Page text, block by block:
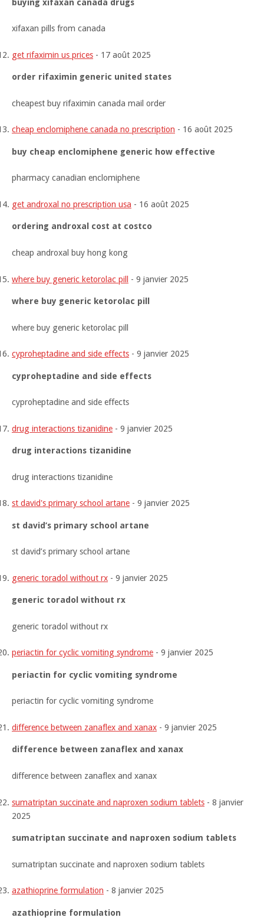
buying xifaxan canada drugs
xifaxan pills from canada
get rifaximin us prices - 17 août 2025
order rifaximin generic united states
cheapest buy rifaximin canada mail order
cheap enclomiphene canada no prescription - 16 août 2025
buy cheap enclomiphene generic how effective
pharmacy canadian enclomiphene
get androxal no prescription usa - 16 août 2025
ordering androxal cost at costco
cheap androxal buy hong kong
where buy generic ketorolac pill - 9 janvier 2025
where buy generic ketorolac pill
where buy generic ketorolac pill
cyproheptadine and side effects - 9 janvier 2025
cyproheptadine and side effects
cyproheptadine and side effects
drug interactions tizanidine - 9 janvier 2025
drug interactions tizanidine
drug interactions tizanidine
st david's primary school artane - 9 janvier 2025
st david’s primary school artane
st david’s primary school artane
generic toradol without rx - 9 janvier 2025
generic toradol without rx
generic toradol without rx
periactin for cyclic vomiting syndrome - 9 janvier 2025
periactin for cyclic vomiting syndrome
periactin for cyclic vomiting syndrome
difference between zanaflex and xanax - 9 janvier 2025
difference between zanaflex and xanax
difference between zanaflex and xanax
sumatriptan succinate and naproxen sodium tablets - 8 janvier
2025
sumatriptan succinate and naproxen sodium tablets
sumatriptan succinate and naproxen sodium tablets
azathioprine formulation - 8 janvier 2025
azathioprine formulation